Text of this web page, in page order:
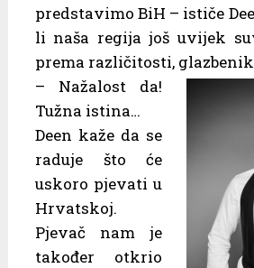
predstavimo BiH – ističe
li naša regija još uvijek
prema različitosti, glazbenik
– Nažalost da!
Tužna istina…
Deen kaže da se
raduje što će
uskoro pjevati u
Hrvatskoj.
Pjevač nam je
također otkrio